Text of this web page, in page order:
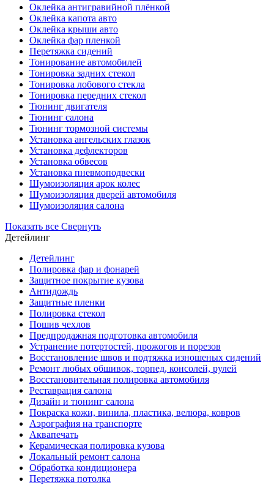
Оклейка антигравийной плёнкой
Оклейка капота авто
Оклейка крыши авто
Оклейка фар пленкой
Перетяжка сидений
Тонирование автомобилей
Тонировка задних стекол
Тонировка лобового стекла
Тонировка передних стекол
Тюнинг двигателя
Тюнинг салона
Тюнинг тормозной системы
Установка ангельских глазок
Установка дефлекторов
Установка обвесов
Установка пневмоподвески
Шумоизоляция арок колес
Шумоизоляция дверей автомобиля
Шумоизоляция салона
Показать все Свернуть
Детейлинг
Детейлинг
Полировка фар и фонарей
Защитное покрытие кузова
Антидождь
Защитные пленки
Полировка стекол
Пошив чехлов
Предпродажная подготовка автомобиля
Устранение потертостей, прожогов и порезов
Восстановление швов и подтяжка изношеных сидений
Ремонт любых обшивок, торпед, консолей, рулей
Восстановительная полировка автомобиля
Реставрация салона
Дизайн и тюнинг салона
Покраска кожи, винила, пластика, велюра, ковров
Аэрография на транспорте
Аквапечать
Керамическая полировка кузова
Локальный ремонт салона
Обработка кондиционера
Перетяжка потолка